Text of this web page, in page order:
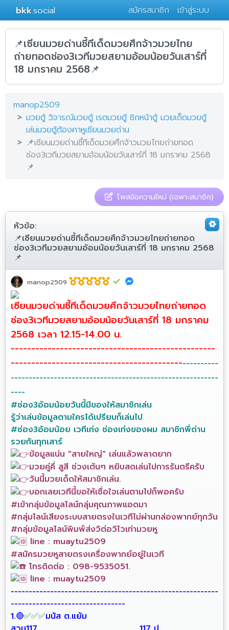
bkk.social สมัครสมาชิก เข้าสู่ระบบ
📌เซียนมวยด่านชี้ทีเด็ดมวยศึกจ้าวมวยไทย
ถ่ายทอดช่อง3เวทีมวยสยามอ้อมน้อยวันเสาร์ที่
18 มกราคม 2568📌
manop2509
มวยตู้ วิจารณ์มวยตู้ เรตมวยตู้ ซิกหน้าตู้ มวยเด็ดมวยตู้
เล่นมวยตู้ต้องคาหูเซียนมวยด่าน
📌เซียนมวยด่านชี้ทีเด็ดมวยศึกจ้าวมวยไทยถ่ายทอด
ช่อง3เวทีมวยสยามอ้อมน้อยวันเสาร์ที่ 18 มกราคม 2568
📌
โพสข้อความใหม่ (เฉพาะสมาชิก)
หัวข้อ:
📌เซียนมวยด่านชี้ทีเด็ดมวยศึกจ้าวมวยไทยถ่ายทอด
ช่อง3เวทีมวยสยามอ้อมน้อยวันเสาร์ที่ 18 มกราคม 2568
📌
manop2509
เซียนมวยด่านชี้ทีเด็ดมวยศึกจ้าวมวยไทยถ่ายทอด
ช่อง3เวทีมวยสยามอ้อมน้อยวันเสาร์ที่ 18 มกราคม
2568 เวลา 12.15-14.00 น.
--------------------------------------------------
----------------------------------------------------
----------------------------------------------------------
----
#ช่อง3อ้อมน้อยวันนี้มีของให้สมาชิกเล่น
รู้ว่าเล่นข้อมูลตามใครได้เปรียบก็เล่นไป
#ช่อง3อ้อมน้อย เวทีเก่ง ช่องเก่งของผม สมาชิกพี่ด่าน
รวยกันทุกเสาร์
ข้อมูลแน่น "สายใหญ่" เล่นแล้วพลาดยาก
มวยคู่คี่ สูสี ช่วงเต้นๆ หยิบสดเล่นไปการรันตรีครับ
วันนี้มวยเด็ดให้สมาชิกเล่น.
บอกเลยเวทีนี้ขอให้เชื่อใจเล่นตามไปก็พอครับ
#เข้ากลุ่มข้อมูลไลน์กลุ่มคุณภาพแอดมา
#กลุ่มไลน์เสียงระบบสายตรงในเวทีไม่ผ่านกล่องพากย์ทุกวัน
#กลุ่มข้อมูลไลน์พิมพ์ส่งวิต่อวิไวเท่ามวยหู
line : muaytu2509
#สมัครมวยหูสายตรงเครื่องพากย์อยู่ในเวที
โทรติดต่อ : 098-9535051.
line : muaytu2509
----------------------------------------------------------
--------------------------------
1.🔴✅✅✅มนัส ต.แย้ม